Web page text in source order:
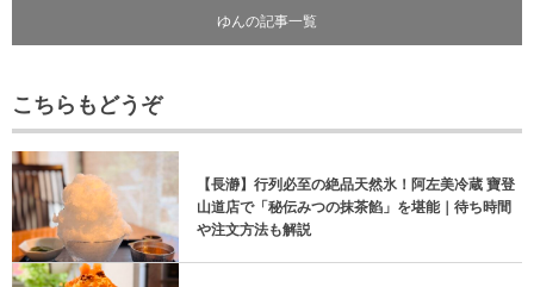
ゆんの記事一覧
こちらもどうぞ
【長瀞】行列必至の絶品天然氷！阿左美冷蔵 寶登
山道店で「秘伝みつの抹茶餡」を堪能｜待ち時間
や注文方法も解説